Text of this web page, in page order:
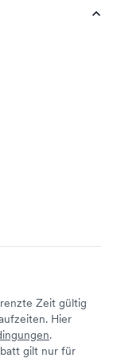
Zeit gültig
Hier
.
gilt nur für